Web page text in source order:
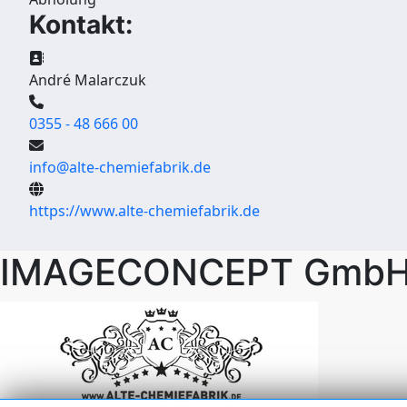
Kontakt:
André Malarczuk
0355 - 48 666 00
info@alte-chemiefabrik.de
https://www.alte-chemiefabrik.de
IMAGECONCEPT
+